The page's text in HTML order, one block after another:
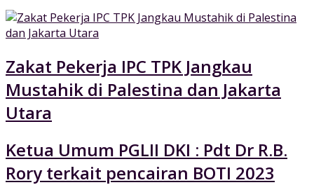
Zakat Pekerja IPC TPK Jangkau
Mustahik di Palestina dan Jakarta
Utara
Ketua Umum PGLII DKI : Pdt Dr R.B.
Rory terkait pencairan BOTI 2023